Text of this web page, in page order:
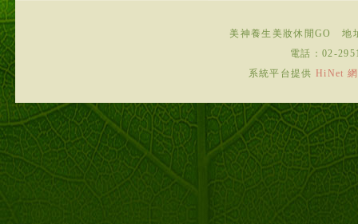
美神養生美妝休閒GO
地
電話： 02-
系統平台提供HiNet